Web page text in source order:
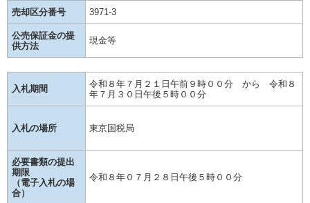
売却区分番号 3971-3
公売保証金の提
供方法
現金等
入札期間
令和８年７月２１日午前９時００分 から 令和８
年７月３０日午後５時００分
入札の場所 東京国税局
必要書類の提出
期限
（電子入札の場
合）
令和８年０７月２８日午後５時００分